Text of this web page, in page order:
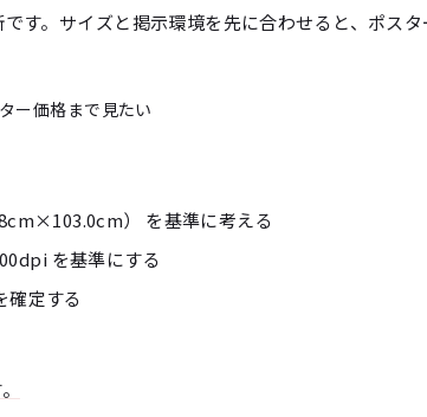
です。サイズと掲示環境を先に合わせると、ポス
ー価格まで見たい
） を基準に考える
を基準にする
確定する